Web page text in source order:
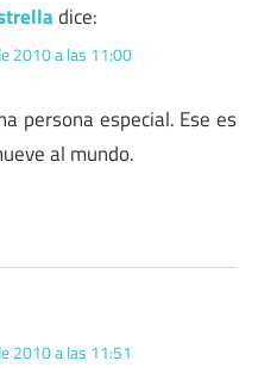
dice:
2010 a las 11:00
persona especial. Ese es
al mundo.
2010 a las 11:51